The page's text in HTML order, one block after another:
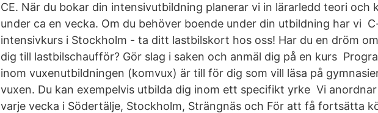
CE. När du bokar din intensivutbildning planerar vi in lärarledd teori och
under ca en vecka. Om du behöver boende under din utbildning har vi
intensivkurs i Stockholm - ta ditt lastbilskort hos oss! Har du en dröm
dig till lastbilschaufför? Gör slag i saken och anmäl dig på en kurs
inom vuxenutbildningen (komvux) är till för dig som vill läsa på
vuxen. Du kan exempelvis utbilda dig inom ett specifikt yrke Vi
varje vecka i Södertälje, Stockholm, Strängnäs och För att få fortsätta